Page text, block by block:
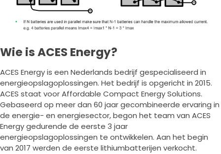
Wie is ACES Energy?
ACES Energy is een Nederlands bedrijf gespecialiseerd in
energieopslagoplossingen. Het bedrijf is opgericht in 2015.
ACES staat voor Affordable Compact Energy Solutions.
Gebaseerd op meer dan 60 jaar gecombineerde ervaring in
de energie- en energiesector, begon het team van ACES
Energy gedurende de eerste 3 jaar
energieopslagoplossingen te ontwikkelen. Aan het begin
van 2017 werden de eerste lithiumbatterijen verkocht.